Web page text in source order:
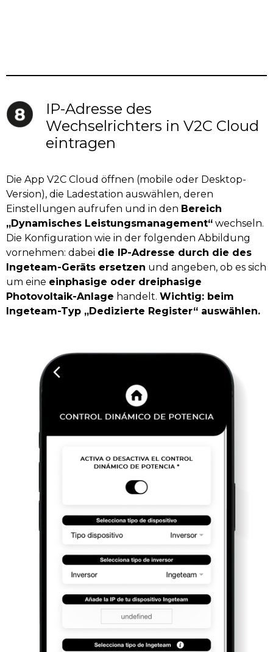
IP-Adresse des
Wechselrichters in V2C Cloud
eintragen
Die App V2C Cloud öffnen (mobile oder Desktop-
Version), die Ladestation auswählen, deren
Einstellungen aufrufen und in den Bereich
„Dynamisches Leistungsmanagement“ wechseln.
Die Konfiguration wie in der folgenden Abbildung
vornehmen: dabei die IP-Adresse durch die des
Ingeteam-Geräts ersetzen und angeben, ob es sich
um eine einphasige oder dreiphasige
Photovoltaik-Anlage handelt. Wichtig: beim
Ingeteam-Typ „Dedizierte Register“ auswählen.